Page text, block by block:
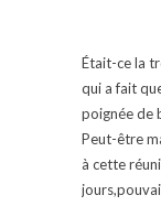
Était-ce la
qui a fait
poignée de
Peut-être
à cette